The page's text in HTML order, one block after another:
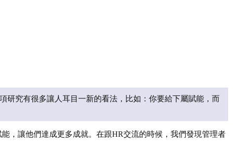
研究有很多讓人耳目一新的看法，比如：你要給下屬賦能，而
，讓他們達成更多成就。在跟HR交流的時候，我們發現管理者